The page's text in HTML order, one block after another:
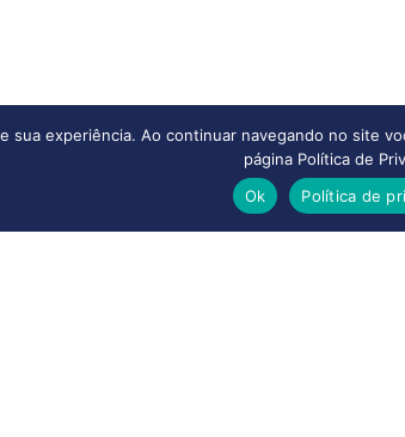
sua experiência. Ao continuar navegando no site
página Política de
Ok
Política de